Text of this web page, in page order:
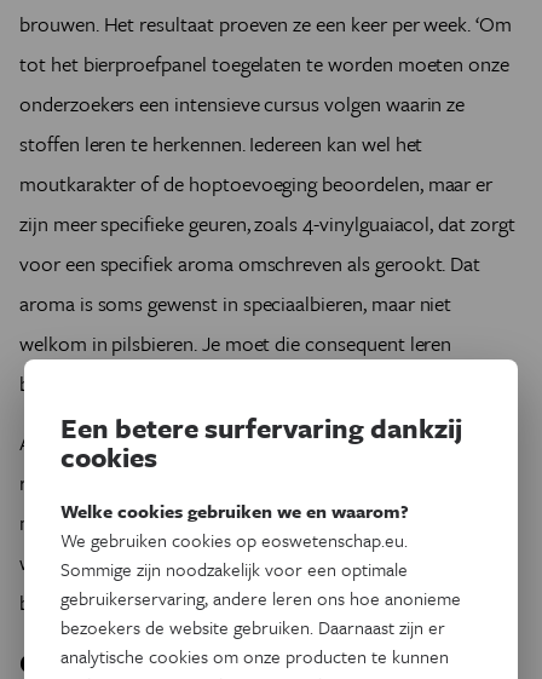
brouwen. Het resultaat proeven ze een keer per week. ‘Om
tot het bierproefpanel toegelaten te worden moeten onze
onderzoekers een intensieve cursus volgen waarin ze
stoffen leren te herkennen. Iedereen kan wel het
moutkarakter of de hoptoevoeging beoordelen, maar er
zijn meer specifieke geuren, zoals 4-vinyl­guaiacol, dat zorgt
voor een specifiek aroma omschreven als gerookt. Dat
aroma is soms gewenst in speciaal­bieren, maar niet
welkom in pilsbieren. Je moet die consequent leren
beoordelen en de off-flavours herkennen en beoordelen.’
Alle proevers worden voortdurend beoordeeld op de
reproduceerbaarheid van hun evaluatie. ‘Na een paar
maanden laten we hetzelfde bier nog eens passeren,
waardoor we bepalen of dezelfde proever altijd dezelfde
beoordeling geeft. Zelden zitten onze proevers ernaast.’
Genetisch gemodificeerde gist
Een betere surfervaring dankzij
cookies
Welke cookies gebruiken we en waarom?
We gebruiken cookies op eoswetenschap.eu.
Sommige zijn noodzakelijk voor een optimale
gebruikerservaring, andere leren ons hoe anonieme
bezoekers de website gebruiken. Daarnaast zijn er
analytische cookies om onze producten te kunnen